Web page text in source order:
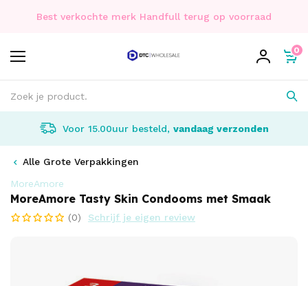
Best verkochte merk Handfull terug op voorraad
0
Voor 15.00uur besteld, vandaag verzonden
Alle Grote Verpakkingen
MoreAmore
MoreAmore Tasty Skin Condooms met Smaak
(0) Schrijf je eigen review